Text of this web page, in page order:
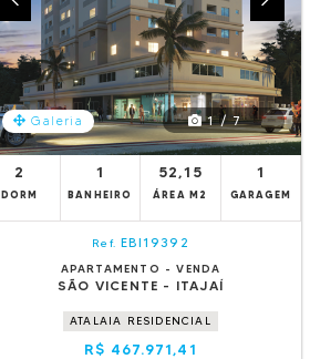
Galeria 1 / 7
2
DORM
1
BANHEIRO
52,15
ÁREA M2
1
GARAGEM
Ref. EBI19392
APARTAMENTO - VENDA
SÃO VICENTE - ITAJAÍ
ATALAIA RESIDENCIAL
R$ 467.971,41